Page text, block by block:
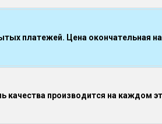
платежей. Цена окончательная
качества производится на каждом